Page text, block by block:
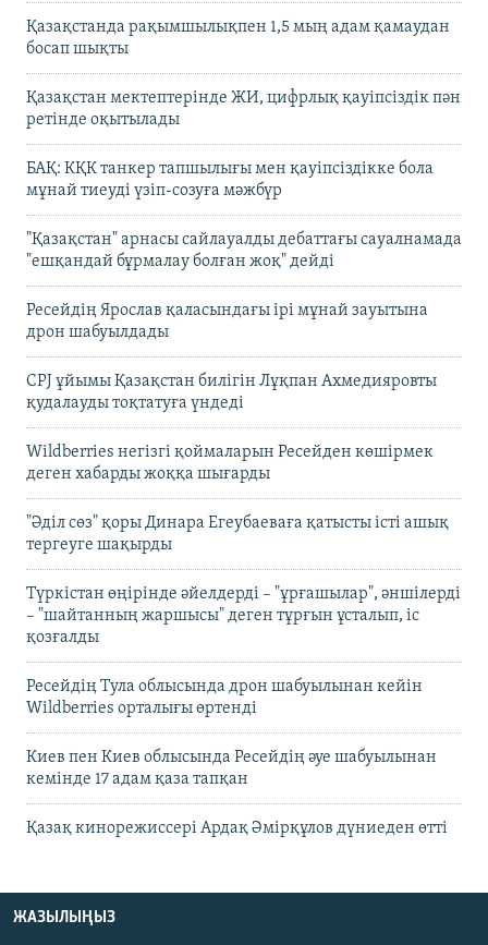
Қазақстанда рақымшылықпен 1,5 мың адам қамаудан
босап шықты
Қазақстан мектептерінде ЖИ, цифрлық қауіпсіздік пән
ретінде оқытылады
БАҚ: КҚК танкер тапшылығы мен қауіпсіздікке бола
мұнай тиеуді үзіп-созуға мәжбүр
"Қазақстан" арнасы сайлауалды дебаттағы сауалнамада
"ешқандай бұрмалау болған жоқ" дейді
Ресейдің Ярослав қаласындағы ірі мұнай зауытына
дрон шабуылдады
CPJ ұйымы Қазақстан билігін Лұқпан Ахмедияровты
қудалауды тоқтатуға үндеді
Wildberries негізгі қоймаларын Ресейден көшірмек
деген хабарды жоққа шығарды
"Әділ сөз" қоры Динара Егеубаеваға қатысты істі ашық
тергеуге шақырды
Түркістан өңірінде әйелдерді – "ұрғашылар", әншілерді
– "шайтанның жаршысы" деген тұрғын ұсталып, іс
қозғалды
Ресейдің Тула облысында дрон шабуылынан кейін
Wildberries орталығы өртенді
Киев пен Киев облысында Ресейдің әуе шабуылынан
кемінде 17 адам қаза тапқан
Қазақ кинорежиссері Ардақ Әмірқұлов дүниеден өтті
ЖАЗЫЛЫҢЫЗ